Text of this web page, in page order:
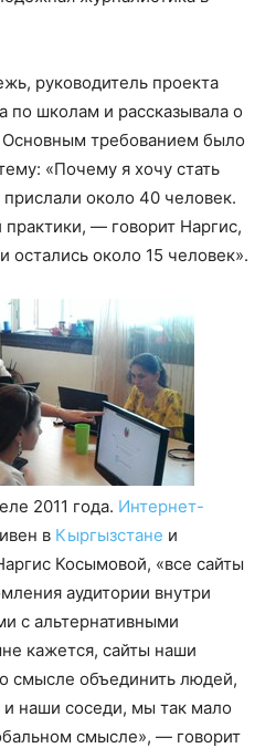
руководитель проекта
по школам и рассказывала о
требованием было
«Почему я хочу стать
около 40 человек.
— говорит Наргис,
остались около 15 человек».
2011 года. Интернет-
в Кыргызстане и
Косымовой, «все сайты
аудитории внутри
с альтернативными
кажется, сайты наши
смысле объединить людей,
и наши соседи, мы так мало
смысле», — говорит